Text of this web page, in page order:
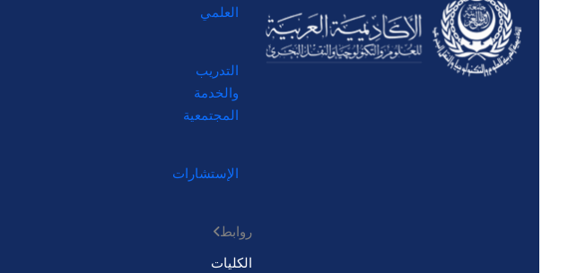
العلمي
التدريب
والخدمة
المجتمعية
الإستشارات
روابط
الكليات